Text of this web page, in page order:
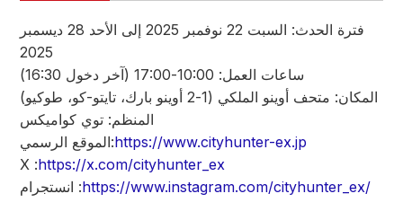
فترة الحدث: السبت 22 نوفمبر 2025 إلى الأحد 28 ديسمبر
2025
ساعات العمل: 10:00-17:00 (آخر دخول 16:30)
المكان: متحف أوينو الملكي (1-2 أوينو بارك، تايتو-كو، طوكيو)
المنظم: توي كواميكس
الموقع الرسمي:https://www.cityhunter-ex.jp
X :https://x.com/cityhunter_ex
انستجرام :https://www.instagram.com/cityhunter_ex/